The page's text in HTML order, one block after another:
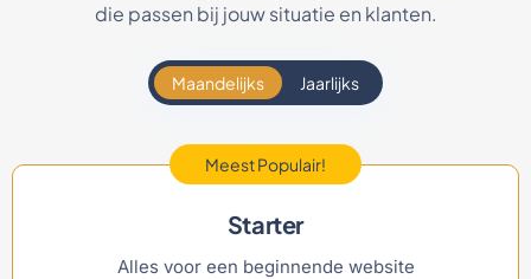
die passen bij jouw situatie en klanten.
Maandelijks Jaarlijks
Meest Populair!
Starter
Alles voor een beginnende website